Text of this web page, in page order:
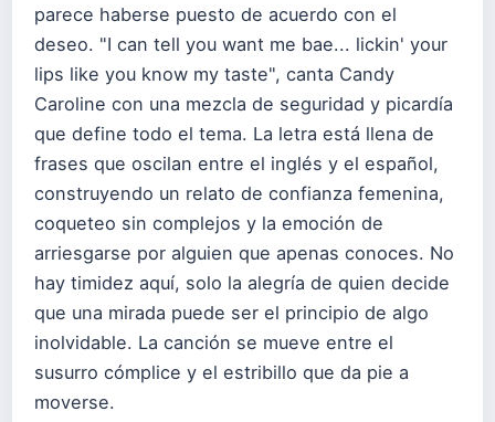
parece haberse puesto de acuerdo con el
deseo. "I can tell you want me bae... lickin' your
lips like you know my taste", canta Candy
Caroline con una mezcla de seguridad y picardía
que define todo el tema. La letra está llena de
frases que oscilan entre el inglés y el español,
construyendo un relato de confianza femenina,
coqueteo sin complejos y la emoción de
arriesgarse por alguien que apenas conoces. No
hay timidez aquí, solo la alegría de quien decide
que una mirada puede ser el principio de algo
inolvidable. La canción se mueve entre el
susurro cómplice y el estribillo que da pie a
moverse.